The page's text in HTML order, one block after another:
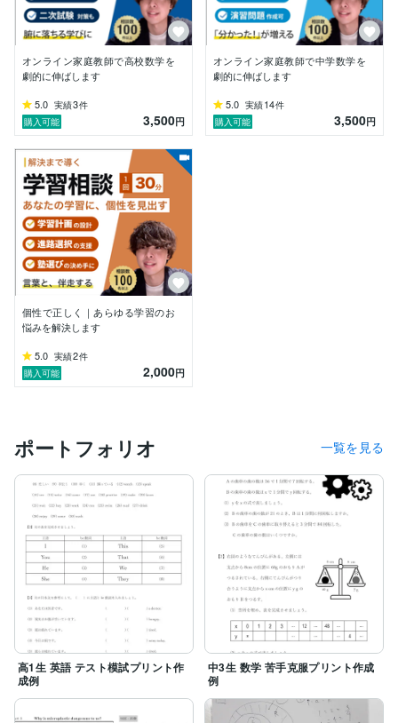
以降、②〜④を繰り返します。
●現生徒の学年（12月更新）
【中高一貫生】中学1、2、3年生 / 高校1、3年生
【中学受験】小学4、6年生
主に数学をメインとしておりますが、下記の科目も指導
可能です。
【中学生】英語・理科
【高校生】英語・物理
※指導科目に関するご相談はDMにてお受けしておりま
す。
●学習相談について
100件以上の保護者面談経験を活かして、学習に関する
ご相談をお受けします。
・具体的な学習法
・苦手単元の克服
・学習習慣の定着
●有料オプションについて
①指導時間外での質問対応（無制限）
②演習プリント・模試の作成
③経過フォロー
2コマ以上からは①〜③の有料オプションをお付けしま
す。
●お願い
・指導してほしい単元や内容は指導日の前日までにお知
らせください。
・指導日の1日前までであれば日時変更が可能です。ご
希望の場合は可能な限りお早めにご連絡ください。
・ご購入後24時間以内であればキャンセルをお受けし
ます。それ以降のキャンセルにつきましては指導料全額
をキャンセル料とさせていただきますのでご了承くださ
い。
オンライン家庭教師で高校数学を
劇的に伸ばします
5.0 実績3件
購入可能
3,500円
オンライン家庭教師で中学数学を
劇的に伸ばします
5.0 実績14件
購入可能
3,500円
個性で正しく｜あらゆる学習のお
悩みを解決します
5.0 実績2件
購入可能
2,000円
ポートフォリオ 一覧を見る
高1生 英語 テスト模試プリント作
成例
中3生 数学 苦手克服プリント作成
例